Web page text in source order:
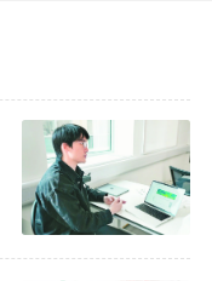
（专科）
类各批次志
1日17时关